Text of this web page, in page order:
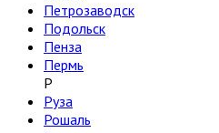
Петрозаводск
Подольск
Пенза
Пермь
Р
Руза
Рошаль